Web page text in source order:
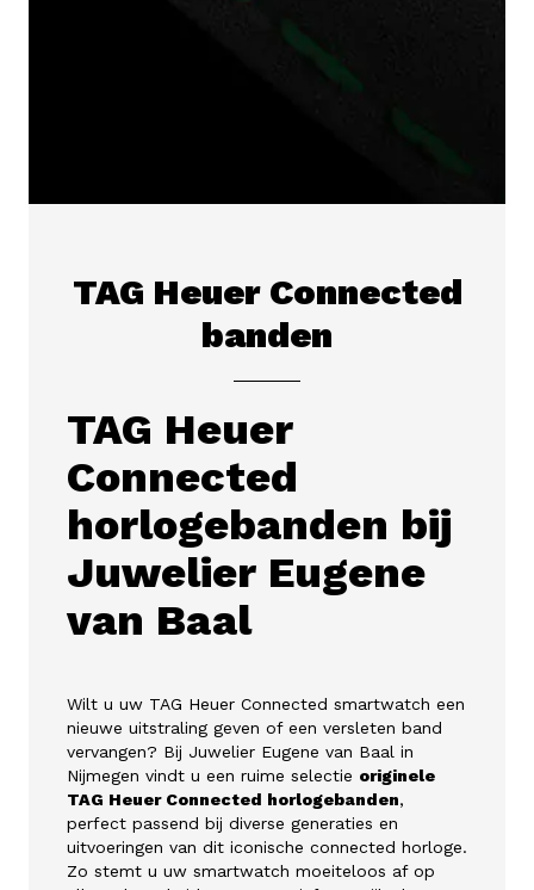
TAG Heuer Connected
banden
TAG Heuer
Connected
horlogebanden bij
Juwelier Eugene
van Baal
Wilt u uw TAG Heuer Connected smartwatch een
nieuwe uitstraling geven of een versleten band
vervangen? Bij Juwelier Eugene van Baal in
Nijmegen vindt u een ruime selectie originele
TAG Heuer Connected horlogebanden,
perfect passend bij diverse generaties en
uitvoeringen van dit iconische connected horloge.
Zo stemt u uw smartwatch moeiteloos af op